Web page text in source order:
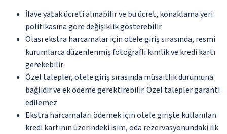
İlave yatak ücreti alınabilir ve bu ücret, konaklama yeri
politikasına göre değişiklik gösterebilir
Olası ekstra harcamalar için otele giriş sırasında, resmi
kurumlarca düzenlenmiş fotoğraflı kimlik ve kredi kartı
gerekebilir
Özel talepler, otele giriş sırasında müsaitlik durumuna
bağlıdır ve ek ödeme gerektirebilir. Özel talepler garanti
edilemez
Ekstra harcamaları ödemek için otele girişte kullanılan
kredi kartının üzerindeki isim, oda rezervasyonundaki ilk